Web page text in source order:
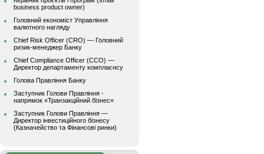
business product owner)
Головний економіст Управління
валютного нагляду
Chief Risk Officer (CRO) — Головний
ризик-менеджер Банку
Chief Compliance Officer (CCO) —
Директор департаменту комплаєнсу
Голова Правління Банку
Заступник Голови Правління -
напрямок «Транзакційний бізнес»
Заступник Голови Правління —
Директор інвестиційного бізнесу
(Казначейство та Фінансові ринки)